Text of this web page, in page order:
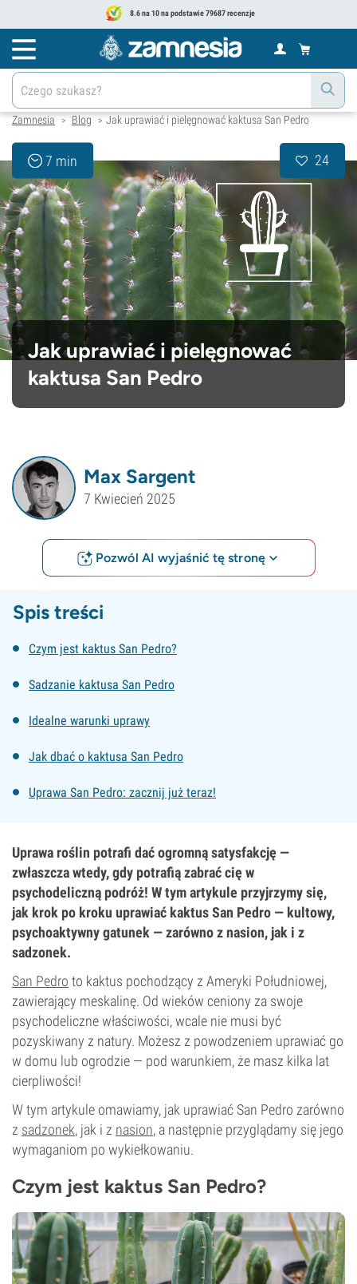
8.6 na 10 na podstawie 79687 recenzje
Zamnesia > Blog > Jak uprawiać i pielęgnować kaktusa San Pedro
7 min 24
Jak uprawiać i pielęgnować
kaktusa San Pedro
Max Sargent
7 Kwiecień 2025
Pozwól AI wyjaśnić tę stronę
Spis treści
Czym jest kaktus San Pedro?
Sadzanie kaktusa San Pedro
Idealne warunki uprawy
Jak dbać o kaktusa San Pedro
Uprawa San Pedro: zacznij już teraz!
Uprawa roślin potrafi dać ogromną satysfakcję —
zwłaszcza wtedy, gdy potrafią zabrać cię w
psychodeliczną podróż! W tym artykule przyjrzymy się,
jak krok po kroku uprawiać kaktus San Pedro — kultowy,
psychoaktywny gatunek — zarówno z nasion, jak i z
sadzonek.
San Pedro to kaktus pochodzący z Ameryki Południowej,
zawierający meskalinę. Od wieków ceniony za swoje
psychodeliczne właściwości, wcale nie musi być
pozyskiwany z natury. Możesz z powodzeniem uprawiać go
w domu lub ogrodzie — pod warunkiem, że masz kilka lat
cierpliwości!
W tym artykule omawiamy, jak uprawiać San Pedro zarówno
z sadzonek, jak i z nasion, a następnie przyglądamy się jego
wymaganiom po wykiełkowaniu.
Czym jest kaktus San Pedro?